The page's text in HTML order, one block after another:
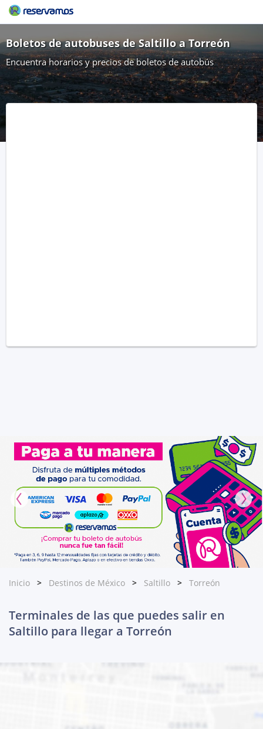
Boletos de autobuses de Saltillo a Torreón
Encuentra horarios y precios de boletos de autobús
Inicio Destinos de México Saltillo Torreón
Terminales de las que puedes salir en
Saltillo para llegar a Torreón